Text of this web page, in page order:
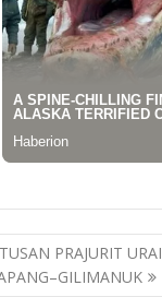
PRAJURIT URAI